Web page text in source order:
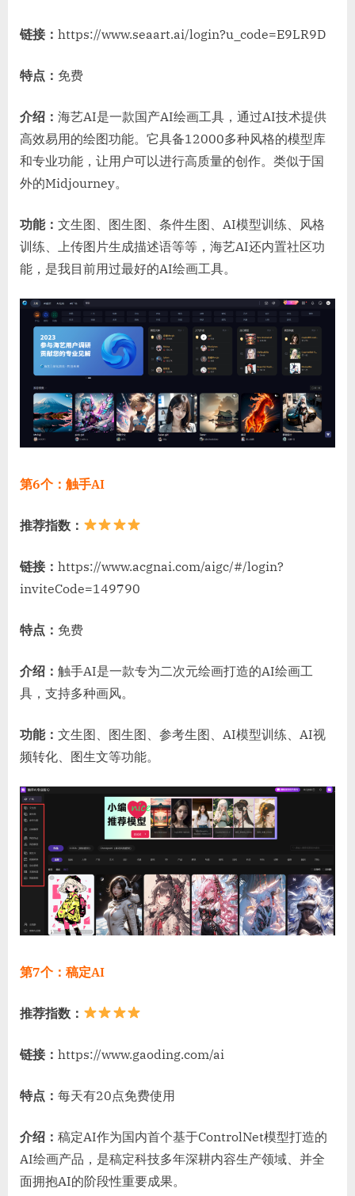
链接： https://www.seaart.ai/login?u_code=E9LR9D
特点： 免费
介绍： 海艺AI是一款国产AI绘画工具，通过AI技术提供
高效易用的绘图功能。它具备12000多种风格的模型库
和专业功能，让用户可以进行高质量的创作。类似于国
外的Midjourney。
功能： 文生图、图生图、条件生图、AI模型训练、风格
训练、上传图片生成描述语等等，海艺AI还内置社区功
能，是我目前用过最好的AI绘画工具。
第6个：触手AI
推荐指数：
链接： https://www.acgnai.com/aigc/#/login?
inviteCode=149790
特点： 免费
介绍： 触手AI是一款专为二次元绘画打造的AI绘画工
具，支持多种画风。
功能： 文生图、图生图、参考生图、AI模型训练、AI视
频转化、图生文等功能。
第7个：稿定AI
推荐指数：
链接： https://www.gaoding.com/ai
特点： 每天有20点免费使用
介绍： 稿定AI作为国内首个基于ControlNet模型打造的
AI绘画产品，是稿定科技多年深耕内容生产领域、并全
面拥抱AI的阶段性重要成果。